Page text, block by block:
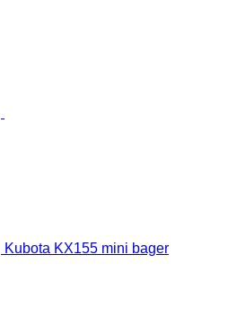
Kubota KX155 mini bager